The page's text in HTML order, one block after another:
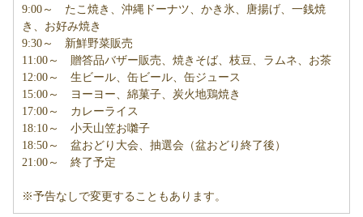
9:00～ たこ焼き、沖縄ドーナツ、かき氷、唐揚げ、一銭焼
き、お好み焼き
9:30～ 新鮮野菜販売
11:00～ 贈答品バザー販売、焼きそば、枝豆、ラムネ、お茶
12:00～ 生ビール、缶ビール、缶ジュース
15:00～ ヨーヨー、綿菓子、炭火地鶏焼き
17:00～ カレーライス
18:10～ 小天山笠お囃子
18:50～ 盆おどり大会、抽選会（盆おどり終了後）
21:00～ 終了予定
※予告なしで変更することもあります。